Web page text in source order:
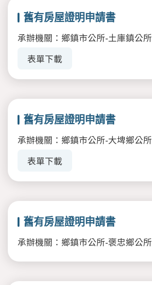
舊有房屋證明申請書
承辦機關：鄉鎮市公所-土庫鎮公所
表單下載
舊有房屋證明申請書
承辦機關：鄉鎮市公所-大埤鄉公所
表單下載
舊有房屋證明申請書
承辦機關：鄉鎮市公所-褒忠鄉公所